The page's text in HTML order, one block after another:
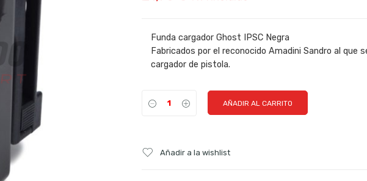
Funda cargador Ghost IPSC Negra
Fabricados por el reconocido Amadini Sandro al que
cargador de pistola.
AÑADIR AL CARRITO
Añadir a la wishlist